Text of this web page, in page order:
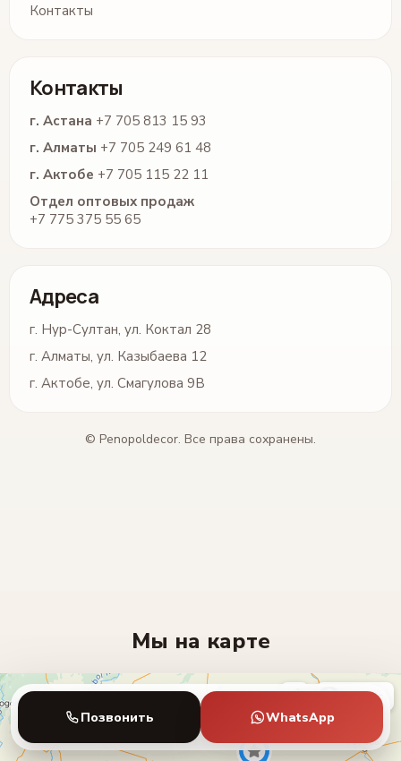
Позвонить WhatsApp
Контакты
Контакты
г. Астана +7 705 813 15 93
г. Алматы +7 705 249 61 48
г. Актобе +7 705 115 22 11
Отдел оптовых продаж
+7 775 375 55 65
Адреса
г. Нур-Султан, ул. Коктал 28
г. Алматы, ул. Казыбаева 12
г. Актобе, ул. Смагулова 9В
© Penopoldecor. Все права сохранены.
Мы на карте